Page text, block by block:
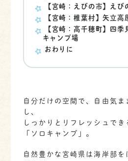
【宮崎：えびの市】えび
【宮崎：椎葉村】矢立高
【宮崎：高千穂町】四季
キャンプ場
おわりに
自分だけの空間で、自由気ま
し、
しっかりとリフレッシュでき
「ソロキャンプ」。
自然豊かな宮崎県は海岸部を